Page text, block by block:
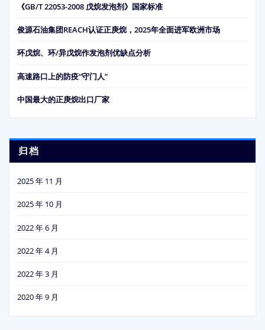
《GB/T 22053-2008 戊烷发泡剂》国家标准
俊源石油集团REACH认证正庚烷，2025年全面进军欧洲市场
环戊烷、环/异戊烷作发泡剂优缺点分析
高速路口上的防疫“守门人”
中国最大的正庚烷出口厂家
归档
2025 年 11 月
2025 年 10 月
2022 年 6 月
2022 年 4 月
2022 年 3 月
2020 年 9 月